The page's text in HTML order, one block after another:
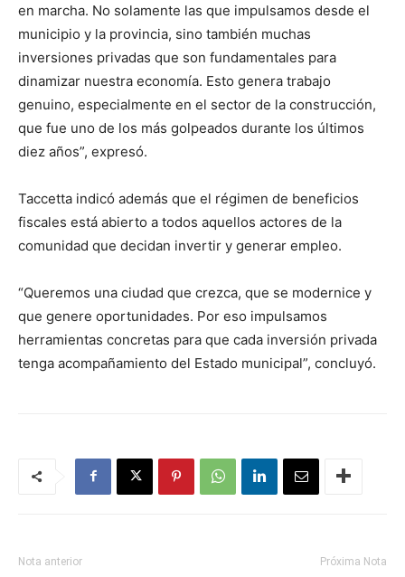
en marcha. No solamente las que impulsamos desde el
municipio y la provincia, sino también muchas
inversiones privadas que son fundamentales para
dinamizar nuestra economía. Esto genera trabajo
genuino, especialmente en el sector de la construcción,
que fue uno de los más golpeados durante los últimos
diez años”, expresó.
Taccetta indicó además que el régimen de beneficios
fiscales está abierto a todos aquellos actores de la
comunidad que decidan invertir y generar empleo.
“Queremos una ciudad que crezca, que se modernice y
que genere oportunidades. Por eso impulsamos
herramientas concretas para que cada inversión privada
tenga acompañamiento del Estado municipal”, concluyó.
Nota anterior Próxima Nota